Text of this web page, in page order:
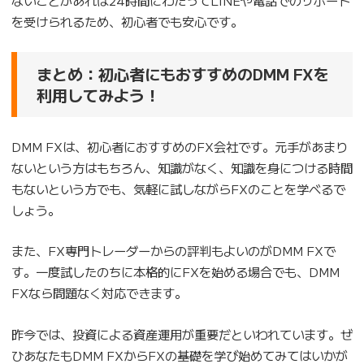
を受けられるため、初心者でも安心です。
まとめ：初心者にもおすすめのDMM FXを
利用してみよう！
DMM FXは、初心者におすすめのFX会社です。元手があまり
ないという方はもちろん、知識がなく、知識を身につける時間
もないという方でも、気軽に試しながらFXのことを学べるで
しょう。
また、FX専門トレーダーからの評判もよいのがDMM FXで
す。一度試したのちに本格的にFXを始める場合でも、DMM
FXなら問題なく対応できます。
昨今では、投資による資産運用が重要だといわれています。ぜ
ひあなたもDMM FXからFXの基礎を学び始めてみてはいかが